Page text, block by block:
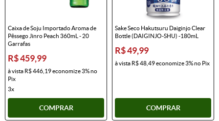
Caixa de Soju Importado Aroma de
Pêssego Jinro Peach 360mL - 20
Garrafas
R$ 459,99
à vista R$ 446,19economize3%no
Pix
3x
COMPRAR
Sake Seco Hakutsuru Daiginjo Clear
Bottle (DAIGINJO-SHU) -180mL
R$ 49,99
à vista R$ 48,49economize3%no Pix
COMPRAR